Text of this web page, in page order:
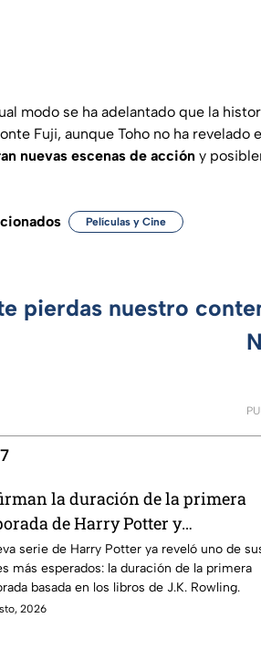
modo se ha adelantado que la
Fuji, aunque Toho no ha
nuevas escenas de acción y
Películas y Cine
pierdas nuestro
la duración de la primera
de Harry Potter y
a los fans de los libros
serie de Harry Potter ya reveló uno de
más esperados: la duración de la primera
basada en los libros de J.K. Rowling.
2026